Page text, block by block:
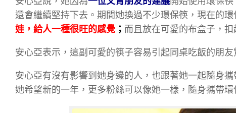
還會繼續堅持下去。期間她換過不少環保筷，現在的
娃，給人一種很旺的感覺 ； 而且放在可愛的布盒子，扣
安心亞表示，這副可愛的筷子容易引起同桌吃飯的朋
安心亞有沒有影響到她身邊的人，也跟著她一起隨身
她希望新的一年，更多粉絲可以像她一樣，隨身攜帶